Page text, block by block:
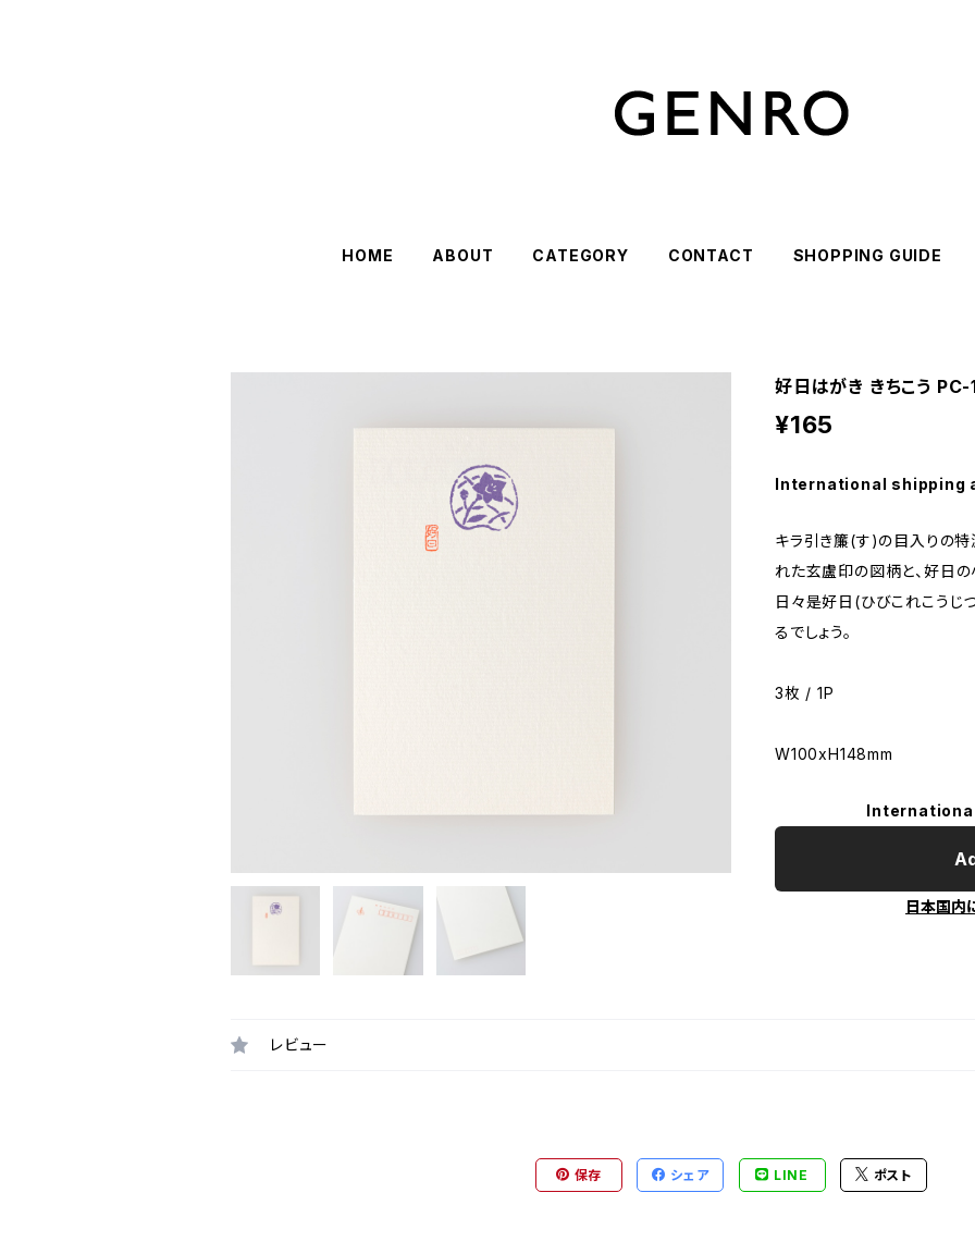
HOME ABOUT CATEGORY CONTACT SHOPPING GUIDE
好日はがき きちこう PC-
¥165
International shipping
キラ引き簾(す)の目入りの特
れた玄盧印の図柄と、好日
日々是好日(ひびこれこうじ
るでしょう。
3枚 / 1P
W100xH148mm
日本国内
レビュー
保存 シェア LINE ポスト